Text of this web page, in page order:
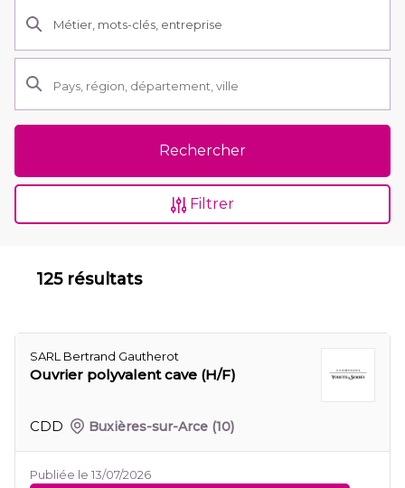
Rechercher
Filtrer
125 résultats
SARL Bertrand Gautherot
Ouvrier polyvalent cave (H/F)
CDD Buxières-sur-Arce (10)
Publiée le 13/07/2026